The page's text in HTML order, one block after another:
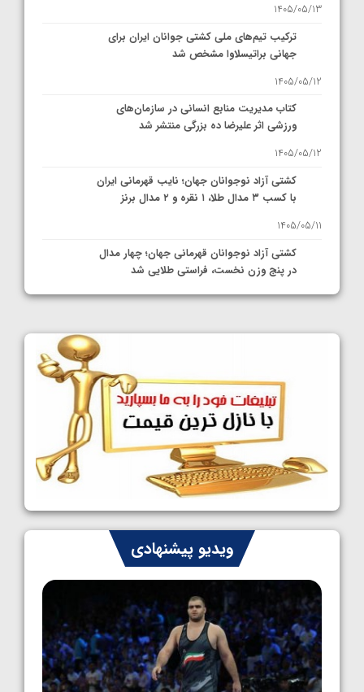
1405/05/13
ترکیب تیم‌های ملی کشتی جوانان ایران برای
جهانی براتیسلاوا مشخص شد
1405/05/12
کتاب مدیریت منابع انسانی در سازمان‌های
ورزشی اثر علیرضا ده بزرگی منتشر شد
1405/05/12
کشتی آزاد نوجوانان جهان؛ نایب قهرمانی ایران
با کسب ۳ مدال طلا، ۱ نقره و ۲ مدال برنز
1405/05/11
کشتی آزاد نوجوانان قهرمانی جهان؛ چهار مدال
در پنج وزن نخست، فراستی طلایی شد
1405/05/11
کشتی آزاد نوجوانان جهان؛ رقبای نمایندگان
ایران مشخص شدند
1405/05/08
کشتی فرنگی نوجوانان جهان؛ سکوی تیمی
سوم برای ایران
1405/05/07
ایران چشم به راه چهار مدال در پنج وزن دوم
کشتی فرنگی نوجوانان جهان
1405/05/06
ویدیو پیشنهادی